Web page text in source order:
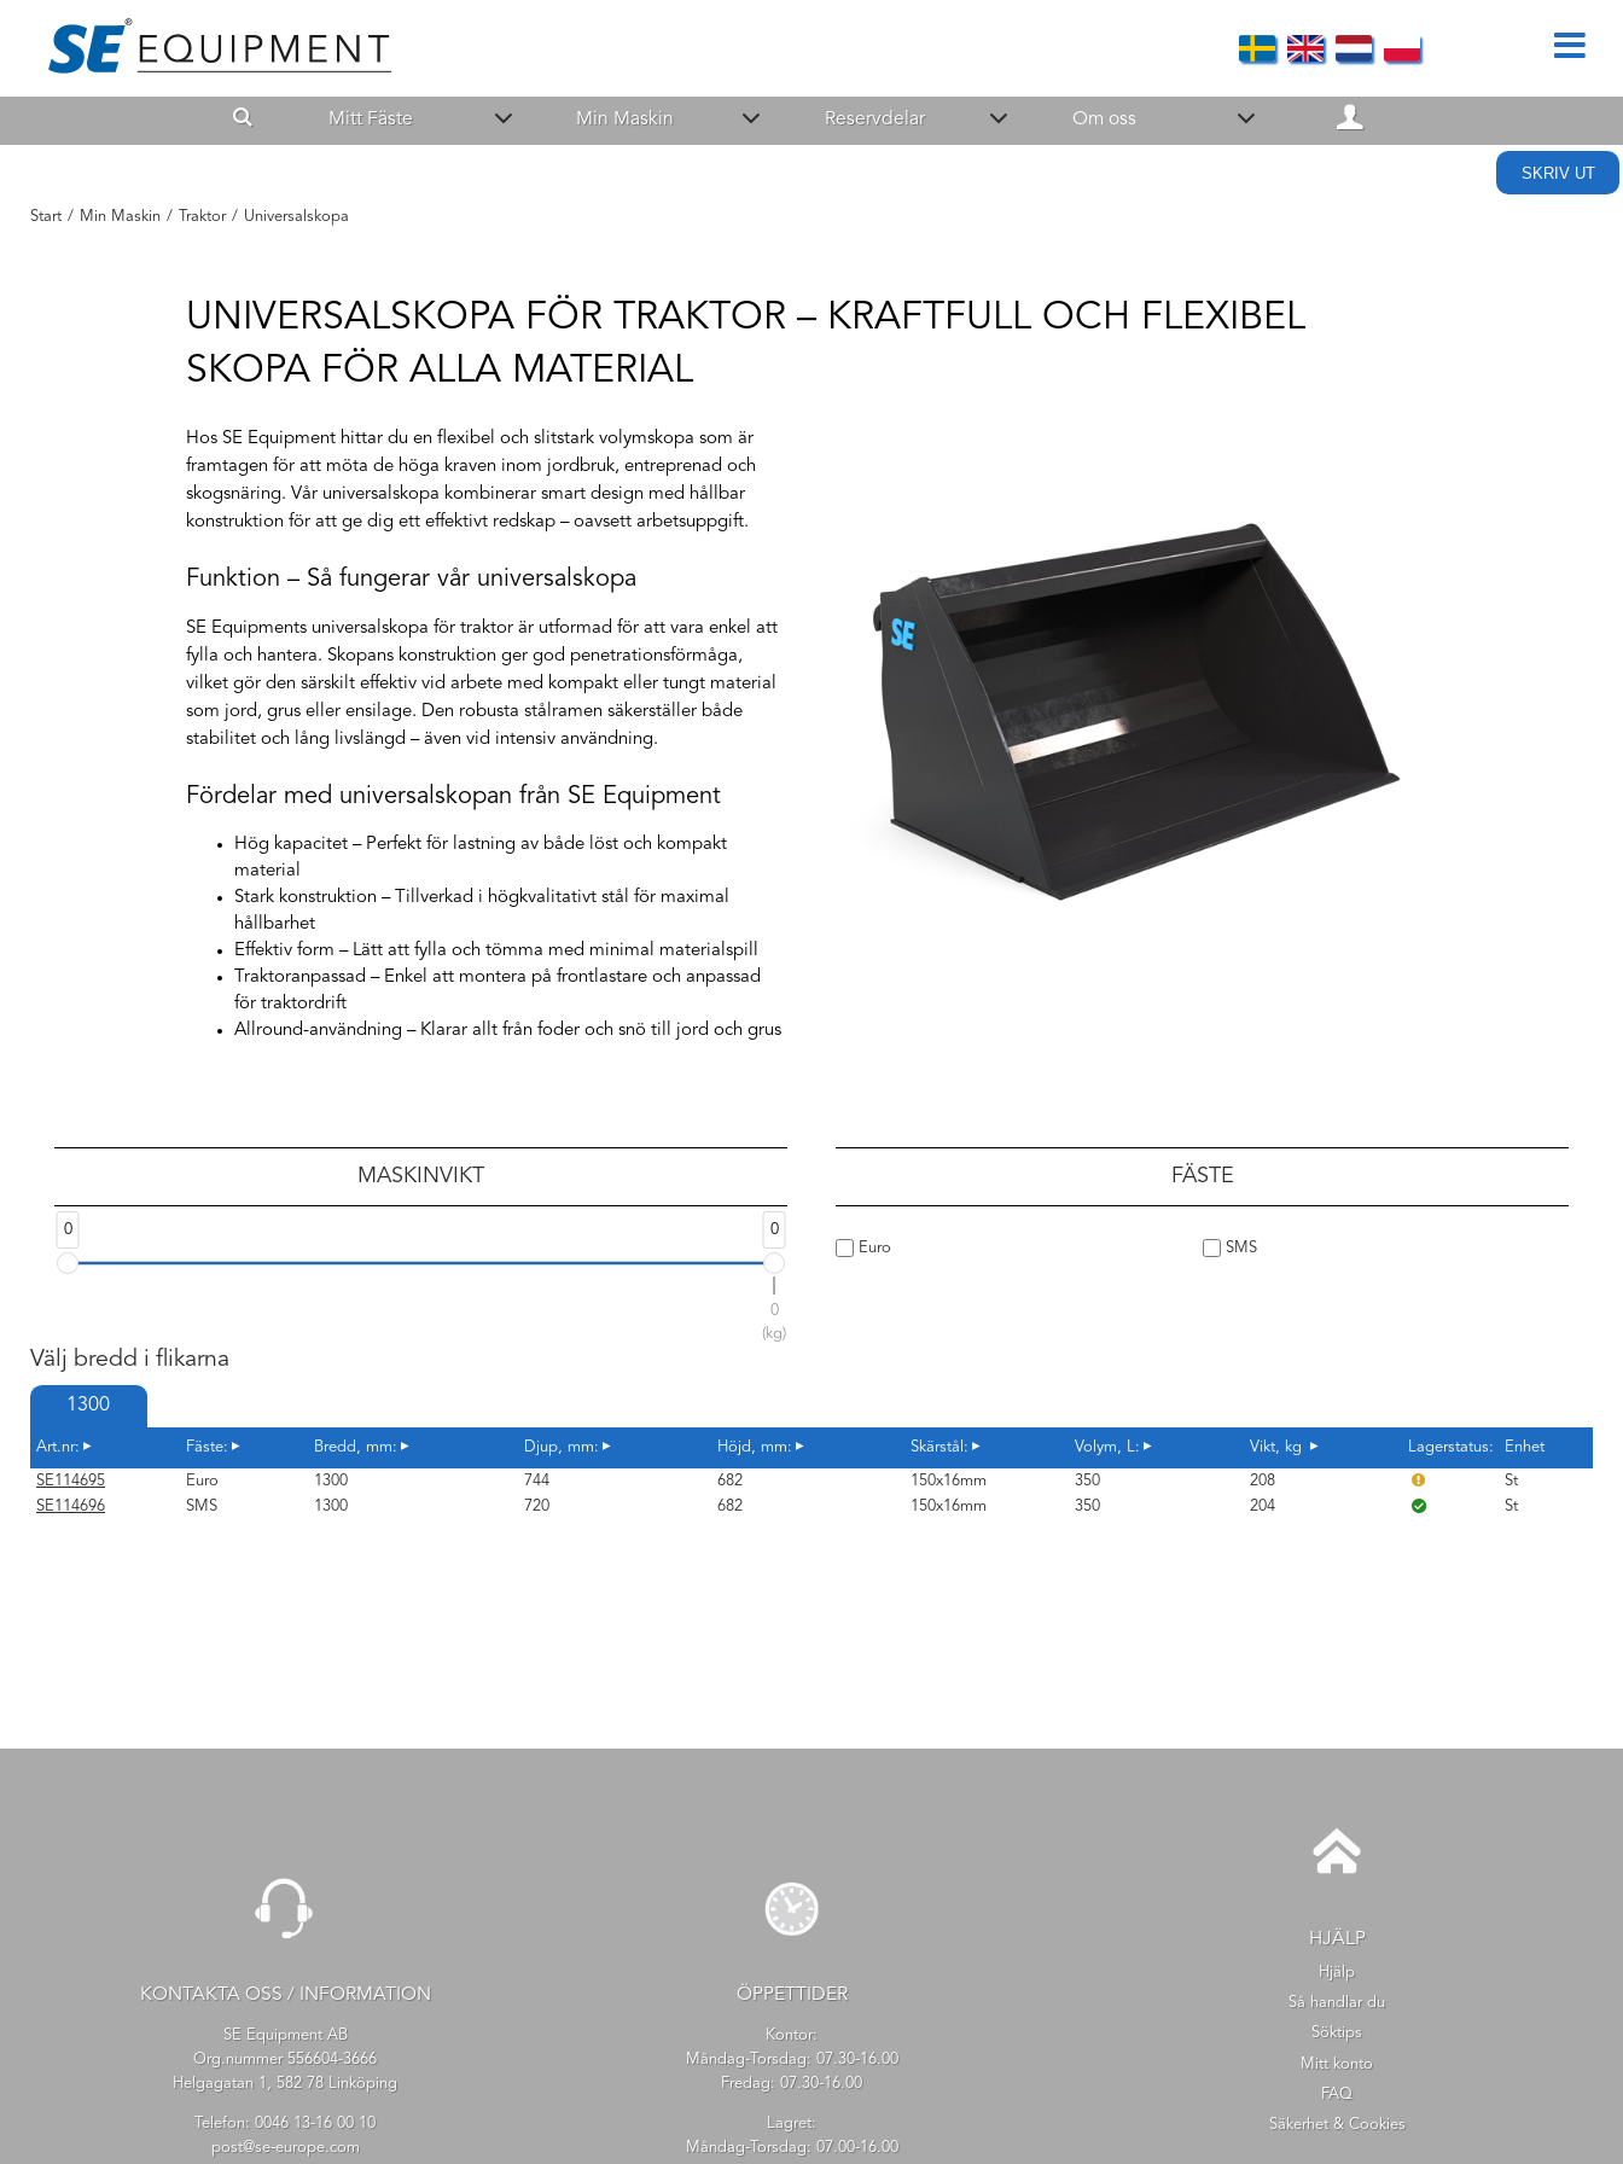
Mitt Fäste Min Maskin Reservdelar Om oss
SKRIV UT
Start / Min Maskin / Traktor / Universalskopa
UNIVERSALSKOPA FÖR TRAKTOR – KRAFTFULL OCH FLEXIBEL
SKOPA FÖR ALLA MATERIAL
Hos SE Equipment hittar du en flexibel och slitstark volymskopa som är
framtagen för att möta de höga kraven inom jordbruk, entreprenad och
skogsnäring. Vår universalskopa kombinerar smart design med hållbar
konstruktion för att ge dig ett effektivt redskap – oavsett arbetsuppgift.
Funktion – Så fungerar vår universalskopa
SE Equipments universalskopa för traktor är utformad för att vara enkel att
fylla och hantera. Skopans konstruktion ger god penetrationsförmåga,
vilket gör den särskilt effektiv vid arbete med kompakt eller tungt material
som jord, grus eller ensilage. Den robusta stålramen säkerställer både
stabilitet och lång livslängd – även vid intensiv användning.
Fördelar med universalskopan från SE Equipment
Hög kapacitet – Perfekt för lastning av både löst och kompakt
material
Stark konstruktion – Tillverkad i högkvalitativt stål för maximal
hållbarhet
Effektiv form – Lätt att fylla och tömma med minimal materialspill
Traktoranpassad – Enkel att montera på frontlastare och anpassad
för traktordrift
Allround-användning – Klarar allt från foder och snö till jord och grus
MASKINVIKT
0 0
0
(kg)
FÄSTE
Euro SMS
Välj bredd i flikarna
1300
Art.nr: Fäste: Bredd, mm: Djup, mm: Höjd, mm: Skärstål: Volym, L: Vikt, kg Lagerstatus: Enhet
SE114695 Euro 1300 744 682 150x16mm 350 208
St
SE114696
SMS 1300 720 682 150x16mm 350 204 St
KONTAKTA OSS / INFORMATION
SE Equipment AB
Org.nummer 556604-3666
Helgagatan 1, 582 78 Linköping
Telefon: 0046 13-16 00 10
post@se-europe.com
ÖPPETTIDER
Kontor:
Måndag-Torsdag: 07.30-16.00
Fredag: 07.30-16.00
Lagret:
Måndag-Torsdag: 07.00-16.00
HJÄLP
Hjälp
Så handlar du
Söktips
Mitt konto
FAQ
Säkerhet & Cookies